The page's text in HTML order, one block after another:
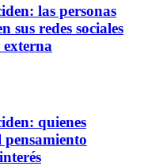
las personas
sus redes sociales
quienes
pensamiento